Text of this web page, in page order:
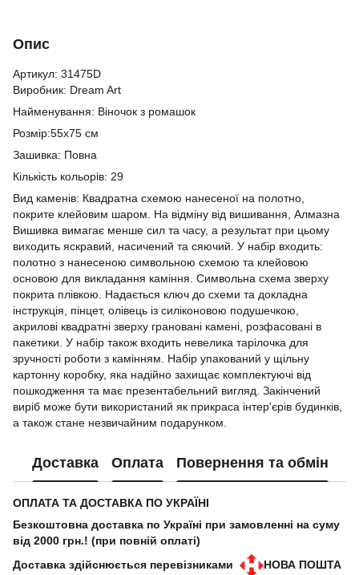
Опис
Артикул: 31475D
Виробник: Dream Art
Найменування: Віночок з ромашок
Розмір:55x75 см
Зашивка: Повна
Кількість кольорів: 29
Вид каменів: Квадратна схемою нанесеної на полотно,
покрите клейовим шаром. На відміну від вишивання, Алмазна
Вишивка вимагає менше сил та часу, а результат при цьому
виходить яскравий, насичений та сяючий. У набір входить:
полотно з нанесеною символьною схемою та клейовою
основою для викладання каміння. Символьна схема зверху
покрита плівкою. Надається ключ до схеми та докладна
інструкція, пінцет, олівець із силіконовою подушечкою,
акрилові квадратні зверху грановані камені, розфасовані в
пакетики. У набір також входить невелика тарілочка для
зручності роботи з камінням. Набір упакований у щільну
картонну коробку, яка надійно захищає комплектуючі від
пошкодження та має презентабельний вигляд. Закінчений
виріб може бути використаний як прикраса інтер'єрів будинків,
а також стане незвичайним подарунком.
Доставка Оплата Повернення та обмін
ОПЛАТА ТА ДОСТАВКА ПО УКРАЇНІ
Безкоштовна доставка по Україні при замовленні на суму
від 2000 грн.! (при повній оплаті)
Доставка здійснюється перевізниками
НОВА ПОШТА